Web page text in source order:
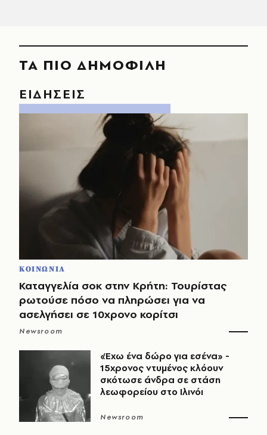
ΤΑ ΠΙΟ ΔΗΜΟΦΙΛΗ
ΕΙΔΗΣΕΙΣ
ΚΟΙΝΩΝΙΑ
Καταγγελία σοκ στην Κρήτη: Τουρίστας
ρωτούσε πόσο να πληρώσει για να
ασελγήσει σε 10χρονο κορίτσι
Newsroom
«Έχω ένα δώρο για εσένα» -
15χρονος ντυμένος κλόουν
σκότωσε άνδρα σε στάση
λεωφορείου στο Ιλινόι
Newsroom